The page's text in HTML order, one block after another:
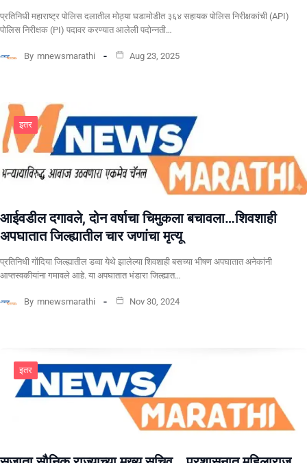
प्रतिनिधी महाराष्ट्र पोलिस दलातील मोठ्या घडामोडीत ३६४ सहायक पोलिस निरीक्षकांची (API)
पोलिस निरीक्षक (PI) पदावर करण्यात आलेली पदोन्नती…
By mnewsmarathi Aug 23, 2025
इतर
आईवडील दगावले, दोन वर्षाचा चिमुकला बचावला…शिवशाही
अपघातात जिल्ह्यातील चार जणांचा मृत्यू
प्रतिनिधी गोंदिया जिल्ह्यातील डव्वा येथे झालेल्या शिवशाही बसच्या भीषण अपघातात अनेकांनी
आप्तस्वकीयांना गमावले आहे. या अपघातात भंडारा जिल्ह्यात…
By mnewsmarathi Nov 30, 2024
इतर